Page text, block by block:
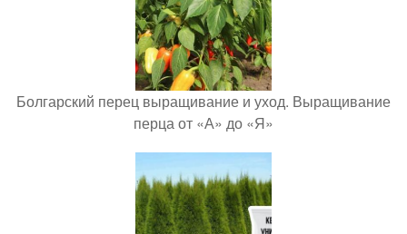
Болгарский перец выращивание и уход. Выращивание
перца от «А» до «Я»